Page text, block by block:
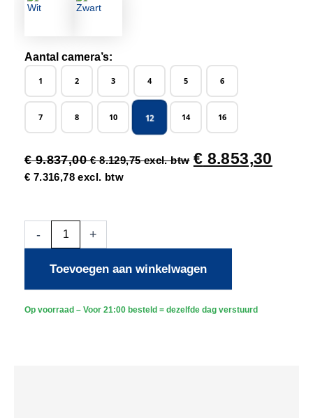
Aantal camera’s:
1 2 3 4 5 6
7 8 10 12 14 16
€9.837,00 €8.129,75excl. btw € 8.853,30
€ 7.316,78 excl. btw
-
Beveiligingscamera
Sony
+
Toevoegen aan winkelwagen
Op voorraad – Voor 21:00 besteld = dezelfde dag verstuurd